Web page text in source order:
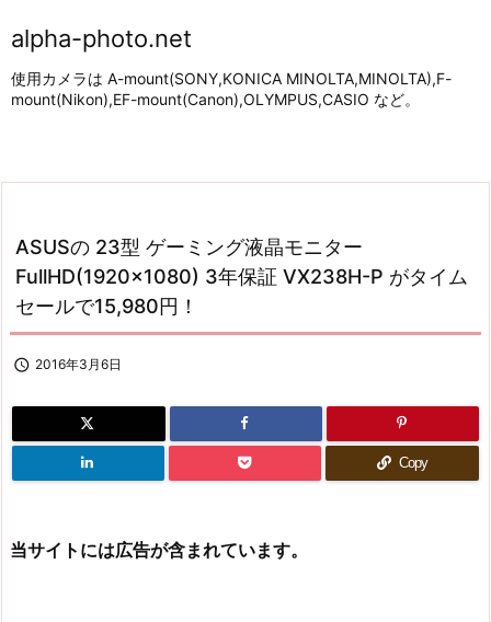
alpha-photo.net
使用カメラは A-mount(SONY,KONICA MINOLTA,MINOLTA),F-
mount(Nikon),EF-mount(Canon),OLYMPUS,CASIO など。
ASUSの 23型 ゲーミング液晶モニター
FullHD(1920×1080) 3年保証 VX238H-P がタイム
セールで15,980円！
 2016年3月6日
Copy
当サイトには広告が含まれています。